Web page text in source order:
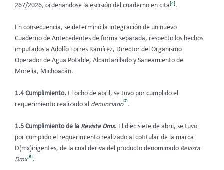
267/2026, ordenándose la escisión del cuaderno en cita[4].
En consecuencia, se determinó la integración de un nuevo
Cuaderno de Antecedentes de forma separada, respecto los hechos
imputados a Adolfo Torres Ramírez, Director del Organismo
Operador de Agua Potable, Alcantarillado y Saneamiento de
Morelia, Michoacán.
1.4 Cumplimiento. El ocho de abril, se tuvo por cumplido el
requerimiento realizado al denunciado
[5]
.
1.5 Cumplimiento de la Revista Dmx. El diecisiete de abril, se tuvo
por cumplido el requerimiento realizado al cotitular de la marca
D(mx)irigentes, de la cual deriva del producto denominado Revista
Dmx[6] .